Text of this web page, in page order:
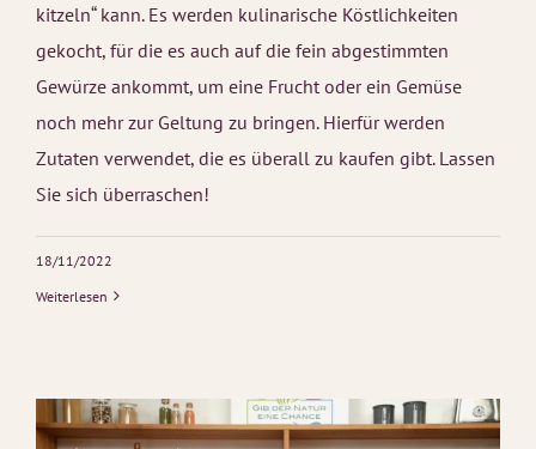
kitzeln“ kann. Es werden kulinarische Köstlichkeiten
gekocht, für die es auch auf die fein abgestimmten
Gewürze ankommt, um eine Frucht oder ein Gemüse
noch mehr zur Geltung zu bringen. Hierfür werden
Zutaten verwendet, die es überall zu kaufen gibt. Lassen
Sie sich überraschen!
18/11/2022
Weiterlesen